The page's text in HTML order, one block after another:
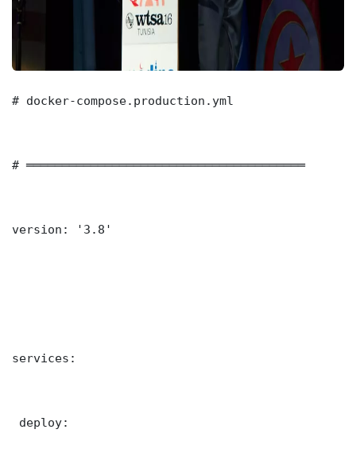
# docker-compose.production.yml
# ═══════════════════════════════════════
version: '3.8'
services:
deploy: